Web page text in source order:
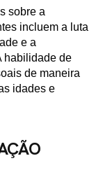
sobre a
incluem a luta
e a
habilidade de
de maneira
idades e